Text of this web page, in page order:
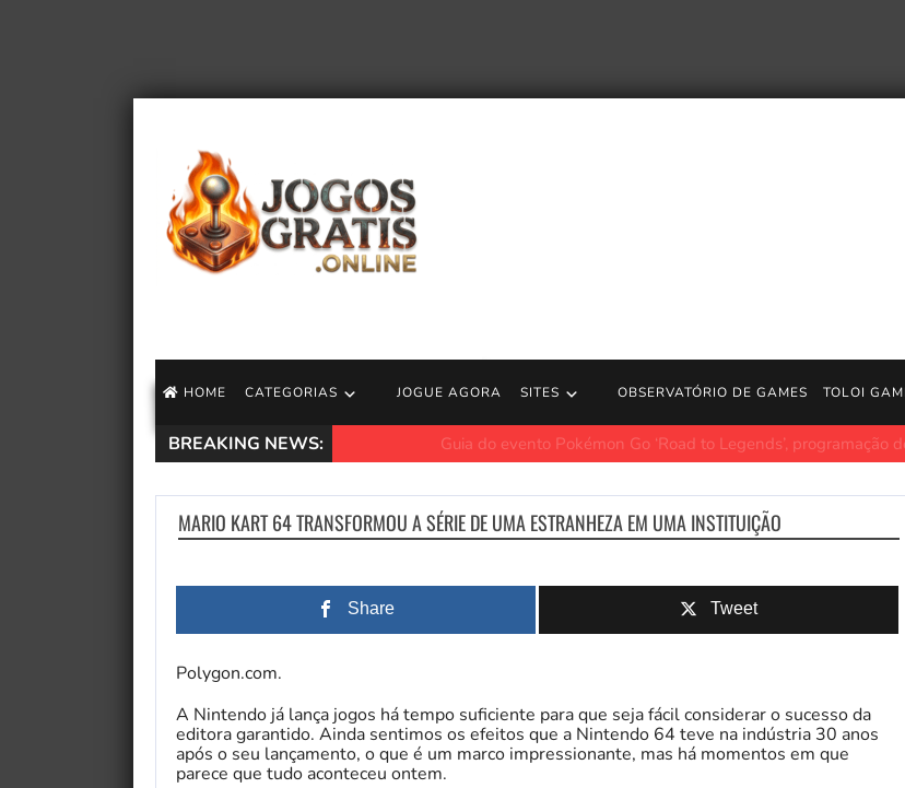
HOME CATEGORIAS JOGUE AGORA SITES OBSERVATÓRIO DE GAMES TOLOI
BREAKING NEWS: Guia do evento Pokémon Go ‘Road to Legends’, programação de ataques
MARIO KART 64 TRANSFORMOU A SÉRIE DE UMA ESTRANHEZA EM UMA INSTITUIÇÃO
Share Tweet
Polygon.com.
A Nintendo já lança jogos há tempo suficiente para que seja fácil considerar o sucesso da
editora garantido. Ainda sentimos os efeitos que a Nintendo 64 teve na indústria 30 anos
após o seu lançamento, o que é um marco impressionante, mas há momentos em que
parece que tudo aconteceu ontem.